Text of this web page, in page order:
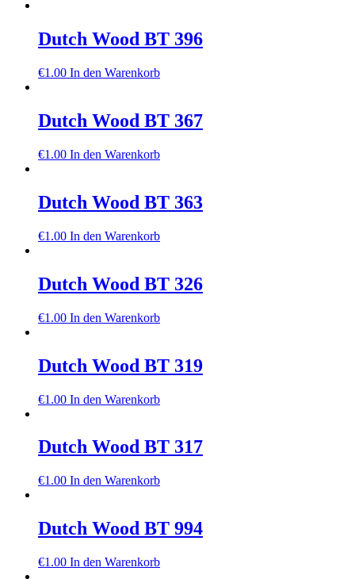
Dutch Wood BT 396
€1.00 In den Warenkorb
Dutch Wood BT 367
€1.00 In den Warenkorb
Dutch Wood BT 363
€1.00 In den Warenkorb
Dutch Wood BT 326
€1.00 In den Warenkorb
Dutch Wood BT 319
€1.00 In den Warenkorb
Dutch Wood BT 317
€1.00 In den Warenkorb
Dutch Wood BT 994
€1.00 In den Warenkorb